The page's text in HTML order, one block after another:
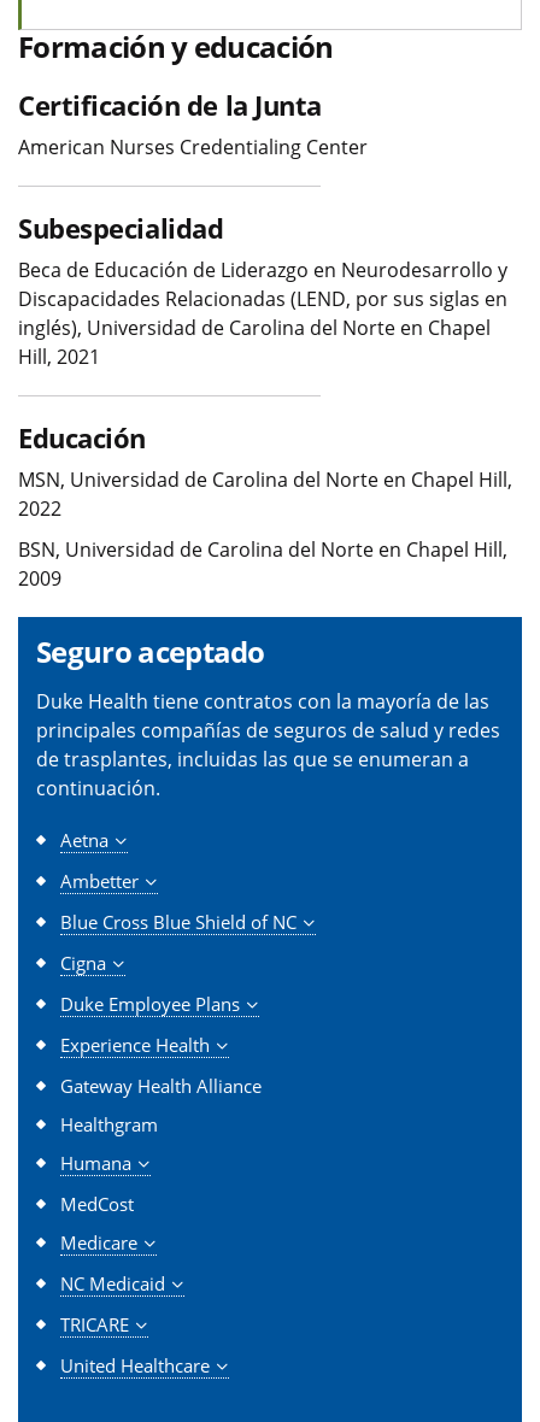
Formación y educación
Certificación de la Junta
American Nurses Credentialing Center
Subespecialidad
Beca de Educación de Liderazgo en Neurodesarrollo y
Discapacidades Relacionadas (LEND, por sus siglas en
inglés), Universidad de Carolina del Norte en Chapel
Hill, 2021
Educación
MSN, Universidad de Carolina del Norte en Chapel Hill,
2022
BSN, Universidad de Carolina del Norte en Chapel Hill,
2009
Seguro aceptado
Duke Health tiene contratos con la mayoría de las
principales compañías de seguros de salud y redes
de trasplantes, incluidas las que se enumeran a
continuación.
Aetna
Ambetter
Blue Cross Blue Shield of NC
Cigna
Duke Employee Plans
Experience Health
Gateway Health Alliance
Healthgram
Humana
MedCost
Medicare
NC Medicaid
TRICARE
United Healthcare